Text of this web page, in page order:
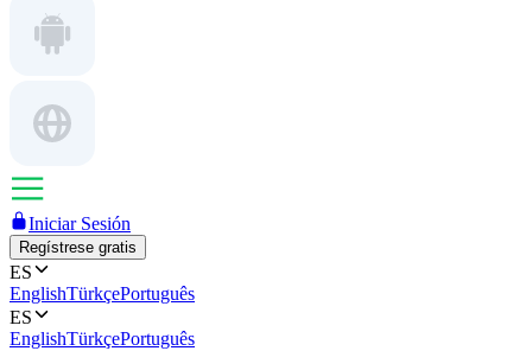
Iniciar Sesión
Regístrese gratis
ES
EnglishTürkçePortuguês
ES
EnglishTürkçePortuguês